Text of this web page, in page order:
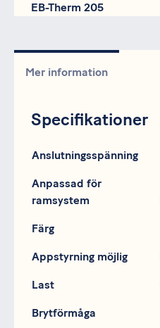
EB-Therm 205
Mer information
Specifikationer
Specifikation Data
Anslutningsspänning
Anpassad för
ramsystem
Färg
Appstyrning möjlig
Last
Brytförmåga